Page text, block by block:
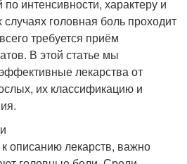
интенсивности, характеру и
головная боль проходит
требуется приём
В этой статье мы
лекарства от
их классификацию и
описанию лекарств, важно